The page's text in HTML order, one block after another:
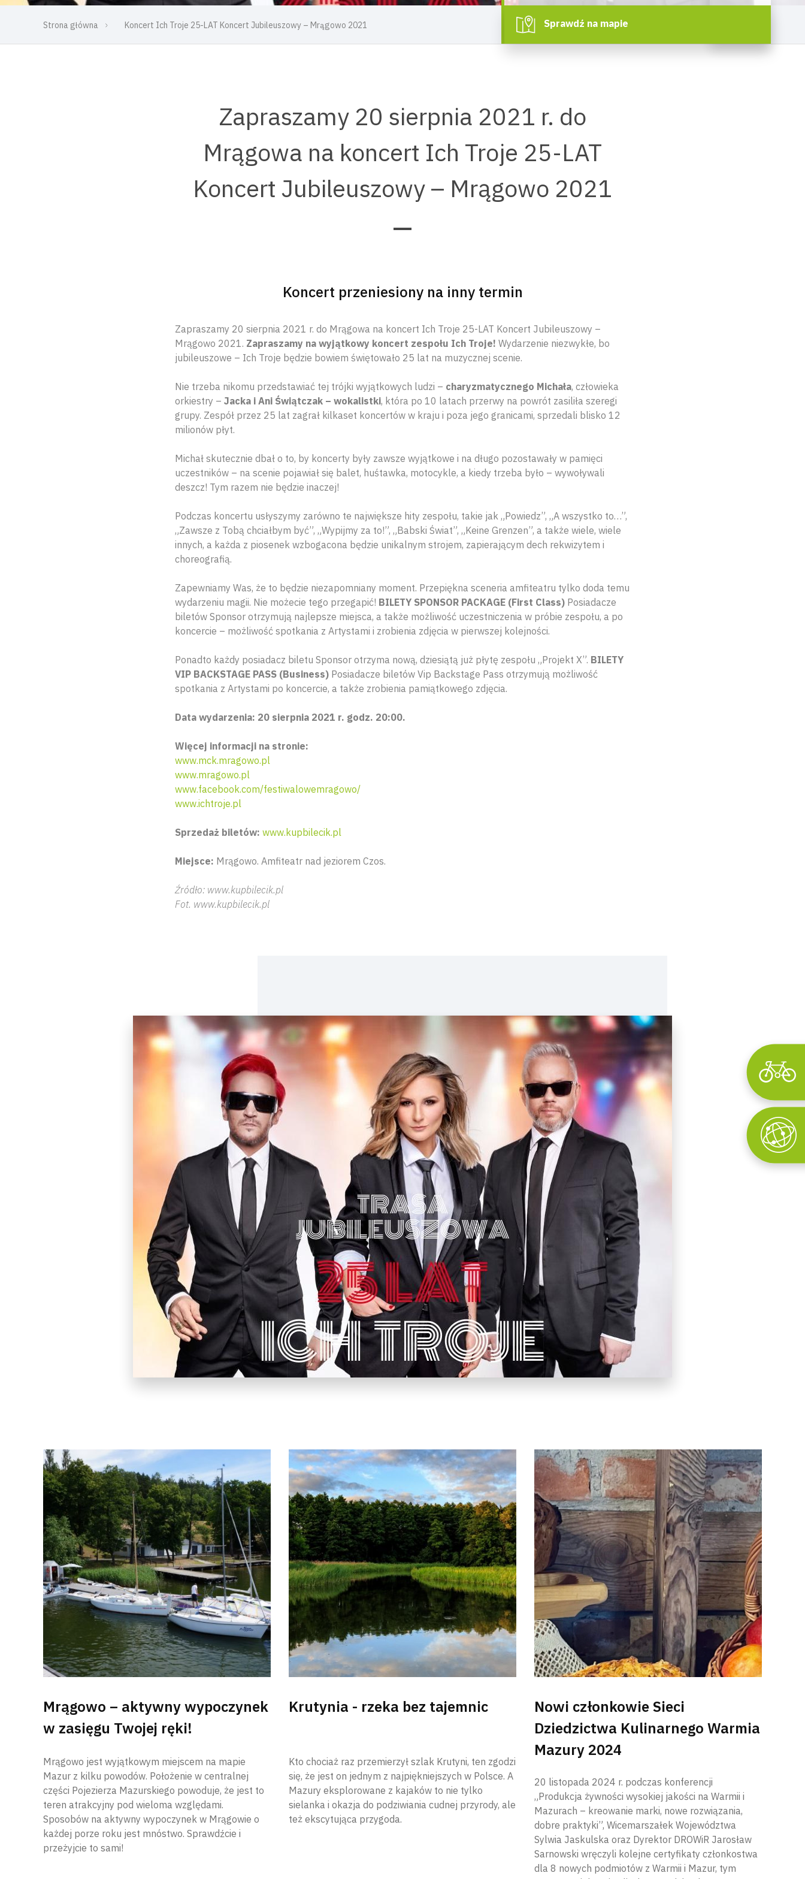
Strona główna Koncert Ich Troje 25-LAT Koncert Jubileuszowy – Mrągowo 2021 Sprawdź na mapie
Zapraszamy 20 sierpnia 2021 r. do
Mrągowa na koncert Ich Troje 25-LAT
Koncert Jubileuszowy – Mrągowo 2021
Koncert przeniesiony na inny termin
Zapraszamy 20 sierpnia 2021 r. do Mrągowa na koncert Ich Troje 25-LAT Koncert Jubileuszowy –
Mrągowo 2021. Zapraszamy na wyjątkowy koncert zespołu Ich Troje! Wydarzenie niezwykłe, bo
jubileuszowe – Ich Troje będzie bowiem świętowało 25 lat na muzycznej scenie.
Nie trzeba nikomu przedstawiać tej trójki wyjątkowych ludzi – charyzmatycznego Michała, człowieka
orkiestry – Jacka i Ani Świątczak – wokalistki, która po 10 latach przerwy na powrót zasiliła szeregi
grupy. Zespół przez 25 lat zagrał kilkaset koncertów w kraju i poza jego granicami, sprzedali blisko 12
milionów płyt.
Michał skutecznie dbał o to, by koncerty były zawsze wyjątkowe i na długo pozostawały w pamięci
uczestników – na scenie pojawiał się balet, huśtawka, motocykle, a kiedy trzeba było – wywoływali
deszcz! Tym razem nie będzie inaczej!
Podczas koncertu usłyszymy zarówno te największe hity zespołu, takie jak „Powiedz”, „A wszystko to…”,
„Zawsze z Tobą chciałbym być”, „Wypijmy za to!”, „Babski Świat”, „Keine Grenzen”, a także wiele, wiele
innych, a każda z piosenek wzbogacona będzie unikalnym strojem, zapierającym dech rekwizytem i
choreografią.
Zapewniamy Was, że to będzie niezapomniany moment. Przepiękna sceneria amfiteatru tylko doda temu
wydarzeniu magii. Nie możecie tego przegapić! BILETY SPONSOR PACKAGE (First Class) Posiadacze
biletów Sponsor otrzymują najlepsze miejsca, a także możliwość uczestniczenia w próbie zespołu, a po
koncercie – możliwość spotkania z Artystami i zrobienia zdjęcia w pierwszej kolejności.
Ponadto każdy posiadacz biletu Sponsor otrzyma nową, dziesiątą już płytę zespołu „Projekt X”. BILETY
VIP BACKSTAGE PASS (Business) Posiadacze biletów Vip Backstage Pass otrzymują możliwość
spotkania z Artystami po koncercie, a także zrobienia pamiątkowego zdjęcia.
Data wydarzenia: 20 sierpnia 2021 r. godz. 20:00.
Więcej informacji na stronie:
www.mck.mragowo.pl
www.mragowo.pl
www.facebook.com/festiwalowemragowo/
www.ichtroje.pl
Sprzedaż biletów: www.kupbilecik.pl
Miejsce: Mrągowo. Amfiteatr nad jeziorem Czos.
Źródło: www.kupbilecik.pl
Fot. www.kupbilecik.pl
Mrągowo – aktywny wypoczynek
w zasięgu Twojej ręki!
Mrągowo jest wyjątkowym miejscem na mapie
Mazur z kilku powodów. Położenie w centralnej
części Pojezierza Mazurskiego powoduje, że jest to
teren atrakcyjny pod wieloma względami.
Sposobów na aktywny wypoczynek w Mrągowie o
każdej porze roku jest mnóstwo. Sprawdźcie i
przeżyjcie to sami!
Krutynia - rzeka bez tajemnic
Kto chociaż raz przemierzył szlak Krutyni, ten zgodzi
się, że jest on jednym z najpiękniejszych w Polsce. A
Mazury eksplorowane z kajaków to nie tylko
sielanka i okazja do podziwiania cudnej przyrody, ale
też ekscytująca przygoda.
Nowi członkowie Sieci
Dziedzictwa Kulinarnego Warmia
Mazury 2024
20 listopada 2024 r. podczas konferencji
„Produkcja żywności wysokiej jakości na Warmii i
Mazurach – kreowanie marki, nowe rozwiązania,
dobre praktyki”, Wicemarszałek Województwa
Sylwia Jaskulska oraz Dyrektor DROWiR Jarosław
Sarnowski wręczyli kolejne certyfikaty członkostwa
dla 8 nowych podmiotów z Warmii i Mazur, tym
Wyszukaj